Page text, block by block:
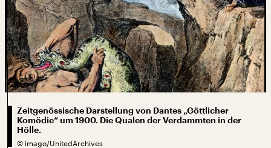
Zeitgenössische Darstellung von Dantes „Göttlicher
Komödie“ um 1900. Die Qualen der Verdammten in der
Hölle.
© imago/UnitedArchives